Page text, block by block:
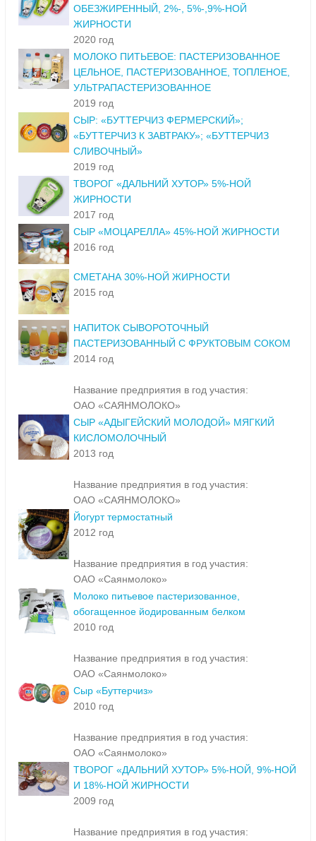
ОБЕЗЖИРЕННЫЙ, 2%-, 5%-,9%-НОЙ
ЖИРНОСТИ
2020 год
МОЛОКО ПИТЬЕВОЕ: ПАСТЕРИЗОВАННОЕ
ЦЕЛЬНОЕ, ПАСТЕРИЗОВАННОЕ, ТОПЛЕНОЕ,
УЛЬТРАПАСТЕРИЗОВАННОЕ
2019 год
СЫР: «БУТТЕРЧИЗ ФЕРМЕРСКИЙ»;
«БУТТЕРЧИЗ К ЗАВТРАКУ»; «БУТТЕРЧИЗ
СЛИВОЧНЫЙ»
2019 год
ТВОРОГ «ДАЛЬНИЙ ХУТОР» 5%-НОЙ
ЖИРНОСТИ
2017 год
СЫР «МОЦАРЕЛЛА» 45%-НОЙ ЖИРНОСТИ
2016 год
СМЕТАНА 30%-НОЙ ЖИРНОСТИ
2015 год
НАПИТОК СЫВОРОТОЧНЫЙ
ПАСТЕРИЗОВАННЫЙ С ФРУКТОВЫМ СОКОМ
2014 год
Название предприятия в год участия:
ОАО «САЯНМОЛОКО»
СЫР «АДЫГЕЙСКИЙ МОЛОДОЙ» МЯГКИЙ
КИСЛОМОЛОЧНЫЙ
2013 год
Название предприятия в год участия:
ОАО «САЯНМОЛОКО»
Йогурт термостатный
2012 год
Название предприятия в год участия:
ОАО «Саянмолоко»
Молоко питьевое пастеризованное,
обогащенное йодированным белком
2010 год
Название предприятия в год участия:
ОАО «Саянмолоко»
Сыр «Буттерчиз»
2010 год
Название предприятия в год участия:
ОАО «Саянмолоко»
ТВОРОГ «ДАЛЬНИЙ ХУТОР» 5%-НОЙ, 9%-НОЙ
И 18%-НОЙ ЖИРНОСТИ
2009 год
Название предприятия в год участия: